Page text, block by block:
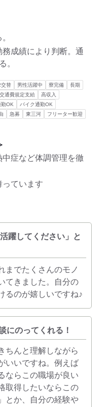
成績により判断。通
。
交替 男性活躍中 寮完備
長期
交通費規定支給
高収入
勤OK
バイク通勤OK
急募 東三河
フリーター歓迎
症など体調管理を徹
っています
躍してください」と
までたくさんのモノ
てきました。自分の
るのが嬉しいですね♪
にのってくれる！
ちんと理解しながら
いいですね。例えば
ならこの職場が良い
取得したいならこの
とか、自分の経験や